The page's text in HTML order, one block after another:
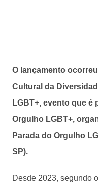
O lançamento
Cultural da
LGBT+, evento que
Orgulho LGBT+,
Parada do Orgulho
SP).
Desde 2023, segundo